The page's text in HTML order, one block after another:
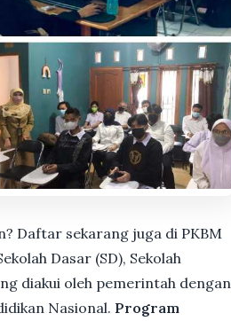
Daftar sekarang juga di PKBM
Dasar (SD), Sekolah
diakui oleh pemerintah dengan
Nasional. Program